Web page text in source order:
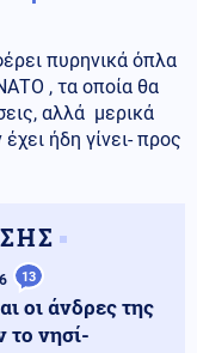
πυρηνικά όπλα
, τα οποία θα
αλλά μερικά
ήδη γίνει- προς
13
οι άνδρες της
νησί-